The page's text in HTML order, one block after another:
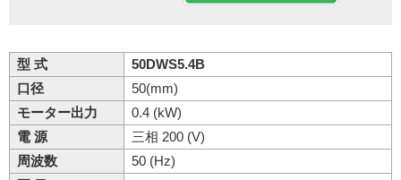
型 式
50DWS5.4B
口径
50(mm)
モーター出力
0.4 (kW)
電 源
三相 200 (V)
周波数
50 (Hz)